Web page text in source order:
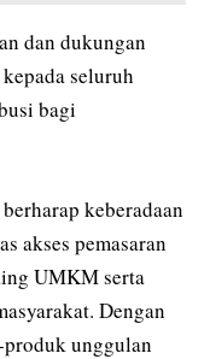
dan dukungan
seluruh
bagi
keberadaan
akses pemasaran
UMKM serta
Dengan
unggulan